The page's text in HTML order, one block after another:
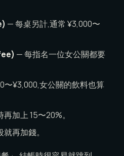
— 每桌另計,通常 ¥3,000〜
— 每指名一位女公關都要
〜¥3,000,女公關的飲料也算
加上 15〜20%。
再加錢。